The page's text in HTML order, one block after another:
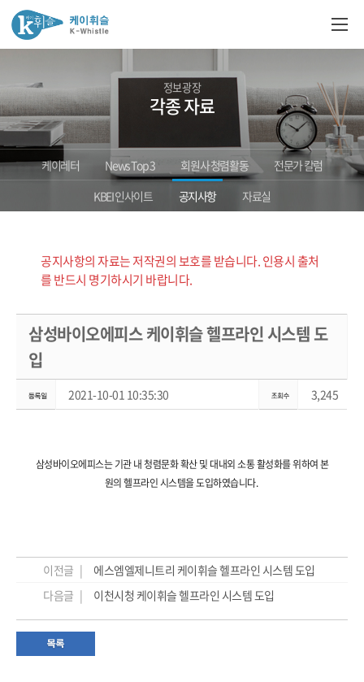
정보광장
각종 자료
케이레터 News Top 3 회원사 청렴활동
전문가 칼럼
KBEI 인사이트
공지사항 자료실
공지사항의 자료는 저작권의 보호를 받습니다. 인용시 출처
를 반드시 명기하시기 바랍니다.
삼성바이오에피스 케이휘슬 헬프라인 시스템 도
입
2021-10-01 10:35:30 3,245
삼성바이오에피스는 기관 내 청렴문화 확산 및 대내외 소통 활성화를 위하여 본
원의 헬프라인 시스템을 도입하였습니다.
이전글 |
에스엠엘제니트리 케이휘슬 헬프라인 시스템 도입
다음글 |
이천시청 케이휘슬 헬프라인 시스템 도입